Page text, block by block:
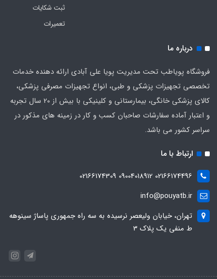
ثبت شکایات
تعمیرات
درباره ما
فروشگاه پویاطب تحت مدیریت پویا علی آبادی ارائه دهنده خدمات
تخصصی تجهیزات پزشکی و طبی، انواع تجهیزات مصرفی پزشکی،
کالای پزشکی خانگی، بیمارستانی و کلینیکی با بیش از 20 سال تجربه
و اعتبار آماده سفارشات صاحبان کسب و کار در زمینه های مذکور در
سراسر کشور می باشد.
ارتباط با ما
02166174496 09004018912 02166174309
info@pouyatb.ir
تهران، خیابان ولیعصر نرسیده به سه راه جمهوری پاساژ سینوهه
ط منفی یک پلاک 3